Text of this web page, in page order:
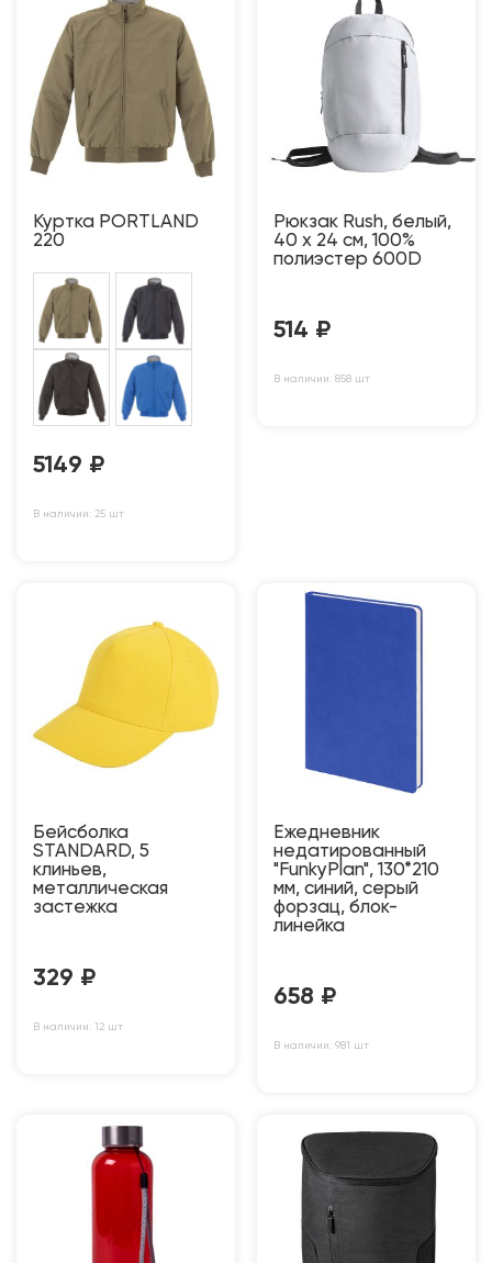
Куртка PORTLAND
220
5149 ₽
В наличии: 25 шт
Рюкзак Rush, белый,
40 x 24 см, 100%
полиэстер 600D
514 ₽
В наличии: 858 шт
Бейсболка
STANDARD, 5
клиньев,
металлическая
застежка
329 ₽
В наличии: 12 шт
Ежедневник
недатированный
"FunkyPlan", 130*210
мм, синий, серый
форзац, блок-
линейка
658 ₽
В наличии: 981 шт